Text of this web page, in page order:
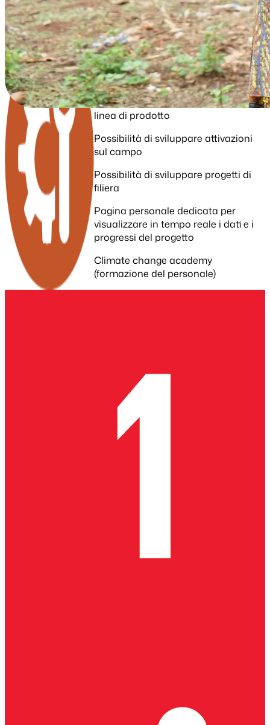
Servizi Inclusi
Calcolo annuale delle emissioni
(Scope 1, 2 e 3)
Possibilità di decarbonizzare di una
linea di prodotto
Possibilità di sviluppare attivazioni
sul campo
Possibilità di sviluppare progetti di
filiera
Pagina personale dedicata per
visualizzare in tempo reale i dati e i
progressi del progetto
Climate change academy
(formazione del personale)